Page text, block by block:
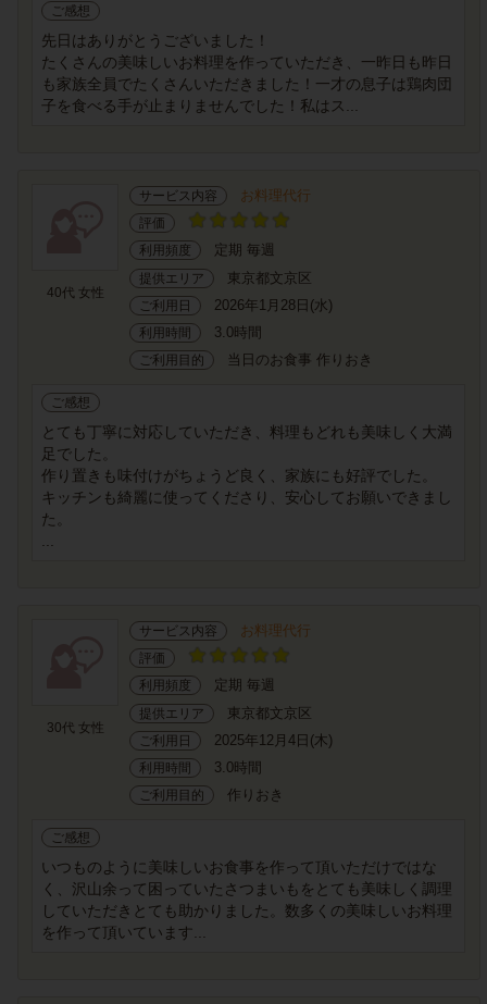
ご感想
先日はありがとうございました！
たくさんの美味しいお料理を作っていただき、一昨日も昨日
も家族全員でたくさんいただきました！一才の息子は鶏肉団
子を食べる手が止まりませんでした！私はス...
40代 女性
サービス内容 お料理代行
評価
利用頻度
定期 毎週
提供エリア 東京都文京区
ご利用日 2026年1月28日(水)
利用時間 3.0時間
ご利用目的 当日のお食事 作りおき
ご感想
とても丁寧に対応していただき、料理もどれも美味しく大満
足でした。
作り置きも味付けがちょうど良く、家族にも好評でした。
キッチンも綺麗に使ってくださり、安心してお願いできまし
た。
30代 女性
サービス内容 お料理代行
評価
利用頻度
定期 毎週
提供エリア 東京都文京区
ご利用日 2025年12月4日(木)
利用時間 3.0時間
ご利用目的 作りおき
ご感想
いつものように美味しいお食事を作って頂いただけではな
く、沢山余って困っていたさつまいもをとても美味しく調理
していただきとても助かりました。数多くの美味しいお料理
を作って頂いています...